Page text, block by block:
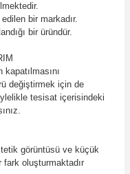
bir markadır.
bir üründür.
kapatılmasını
değiştirmek için de
tesisat içerisindeki
görüntüsü ve küçük
fark oluşturmaktadır